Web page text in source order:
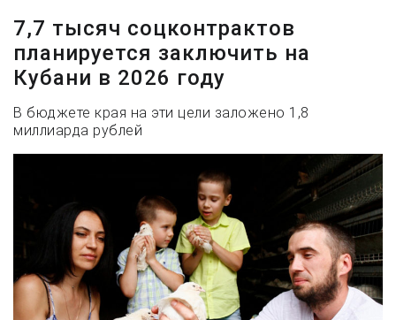
7,7 тысяч соцконтрактов
планируется заключить на
Кубани в 2026 году
В бюджете края на эти цели заложено 1,8
миллиарда рублей